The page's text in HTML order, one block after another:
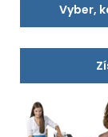
Vyber,